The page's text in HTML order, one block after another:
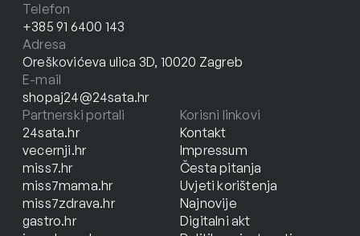
Telefon
+385 91 6400 143
Adresa
Oreškovićeva ulica 3D, 10020 Zagreb
E-mail
shopaj24@24sata.hr
Partnerski portali
24sata.hr
vecernji.hr
miss7.hr
miss7mama.hr
miss7zdrava.hr
gastro.hr
Korisni linkovi
Kontakt
Impressum
Česta pitanja
Uvjeti korištenja
Najnovije
Digitalni akt